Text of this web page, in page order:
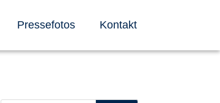
Pressefotos Kontakt